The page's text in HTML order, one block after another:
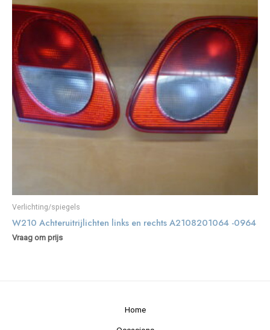
Verlichting/spiegels
W210 Achteruitrijlichten links en rechts A2108201064 -0964
Vraag om prijs
Home